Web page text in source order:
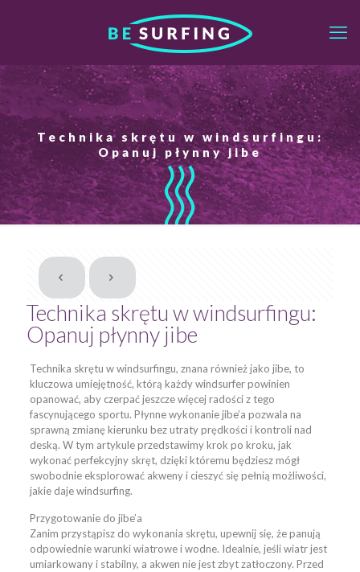
Technika skrętu w windsurfingu:
Opanuj płynny jibe
Technika skrętu w windsurfingu:
Opanuj płynny jibe
Technika skrętu w windsurfingu, znana również jako jibe, to
kluczowa umiejętność, którą każdy windsurfer powinien
opanować, aby czerpać jeszcze więcej radości z tego
fascynującego sportu. Płynne wykonanie jibe’a pozwala na
sprawną zmianę kierunku bez utraty prędkości i kontroli nad
deską. W tym artykule przedstawimy krok po kroku, jak
wykonać perfekcyjny skręt, dzięki któremu będziesz mógł
swobodnie eksplorować akweny i cieszyć się pełnią możliwości,
jakie daje windsurfing.
Przygotowanie do jibe’a
Zanim przystąpisz do wykonania skrętu, upewnij się, że panują
odpowiednie warunki wiatrowe i wodne. Idealnie, jeśli wiatr jest
umiarkowany i stabilny, a akwen nie jest zbyt zatłoczony. Przed